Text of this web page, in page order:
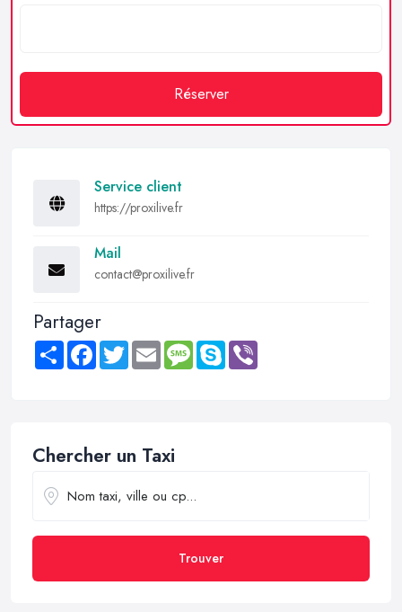
Réserver
Service client
https://proxilive.fr
Mail
contact@proxilive.fr
Partager
Share FacebookTwitter Email MessageSkype
Chercher un Taxi
Trouver